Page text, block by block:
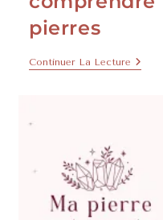
pierres
Continuer La Lecture